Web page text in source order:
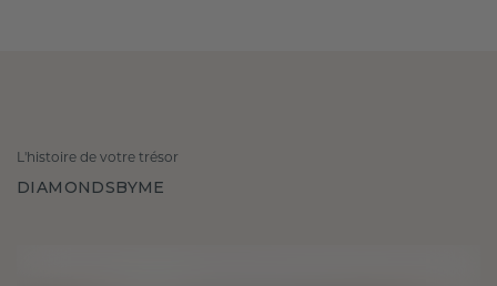
L'histoire de votre trésor
DIAMONDSBYME